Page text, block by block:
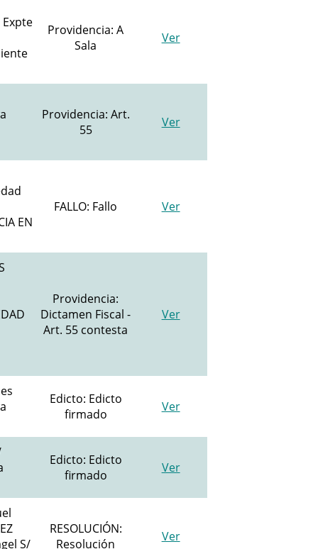
Providencia: A
Sala
Ver
Providencia: Art.
55
Ver
EN
FALLO: Fallo Ver
Providencia:
Dictamen Fiscal -
Art. 55 contesta
Ver
Edicto: Edicto
firmado
Ver
Edicto: Edicto
firmado
Ver
S/
RESOLUCIÓN:
Resolución
Ver